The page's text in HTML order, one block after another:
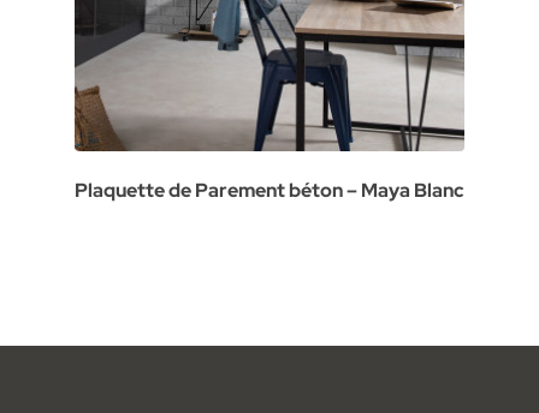
Plaquette de Parement béton – Maya Blanc